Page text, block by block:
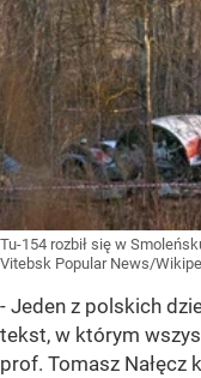
Tu-154 rozbił się w
Vitebsk Popular News/
- Jeden z polskich
tekst, w którym
prof. Tomasz Nałęcz